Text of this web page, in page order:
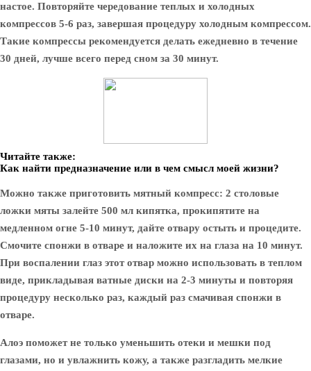
настое. Повторяйте чередование теплых и холодных
компрессов 5-6 раз, завершая процедуру холодным компрессом.
Такие компрессы рекомендуется делать ежедневно в течение
30 дней, лучше всего перед сном за 30 минут.
Читайте также:
Как найти предназначение или в чем смысл моей жизни?
Можно также приготовить мятный компресс: 2 столовые
ложки мяты залейте 500 мл кипятка, прокипятите на
медленном огне 5-10 минут, дайте отвару остыть и процедите.
Смочите спонжи в отваре и наложите их на глаза на 10 минут.
При воспалении глаз этот отвар можно использовать в теплом
виде, прикладывая ватные диски на 2-3 минуты и повторяя
процедуру несколько раз, каждый раз смачивая спонжи в
отваре.
Алоэ поможет не только уменьшить отеки и мешки под
глазами, но и увлажнить кожу, а также разгладить мелкие